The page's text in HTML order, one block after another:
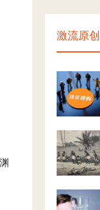
激流原创